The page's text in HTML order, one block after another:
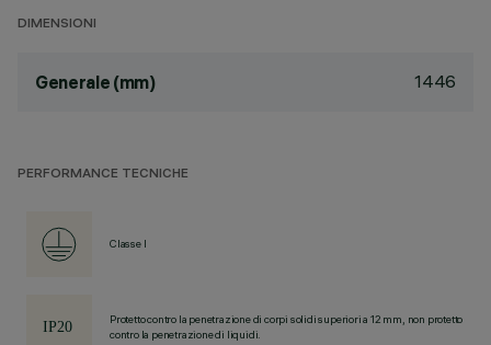
DIMENSIONI
Generale (mm) 1446
PERFORMANCE TECNICHE
Classe I
Protetto contro la penetrazione di corpi solidi superiori a 12 mm, non protetto
contro la penetrazione di liquidi.